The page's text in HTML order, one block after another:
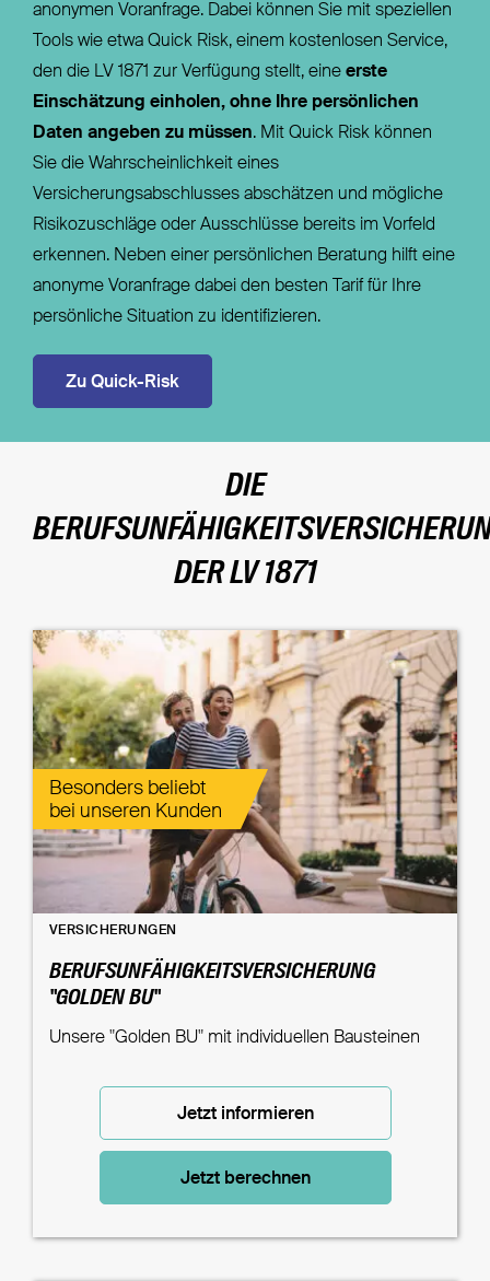
anonymen Voranfrage. Dabei können Sie mit speziellen
Tools wie etwa Quick Risk, einem kostenlosen Service,
den die LV 1871 zur Verfügung stellt, eine erste
Einschätzung einholen, ohne Ihre persönlichen
Daten angeben zu müssen. Mit Quick Risk können
Sie die Wahrscheinlichkeit eines
Versicherungsabschlusses abschätzen und mögliche
Risikozuschläge oder Ausschlüsse bereits im Vorfeld
erkennen. Neben einer persönlichen Beratung hilft eine
anonyme Voranfrage dabei den besten Tarif für Ihre
persönliche Situation zu identifizieren.
Zu Quick-Risk
DIE
DER LV 1871
Besonders beliebt
bei unseren Kunden
VERSICHERUNGEN
BERUFSUNFÄHIGKEITSVERSICHERUNG
"GOLDEN BU"
Unsere "Golden BU" mit individuellen Bausteinen
Jetzt informieren
Jetzt berechnen